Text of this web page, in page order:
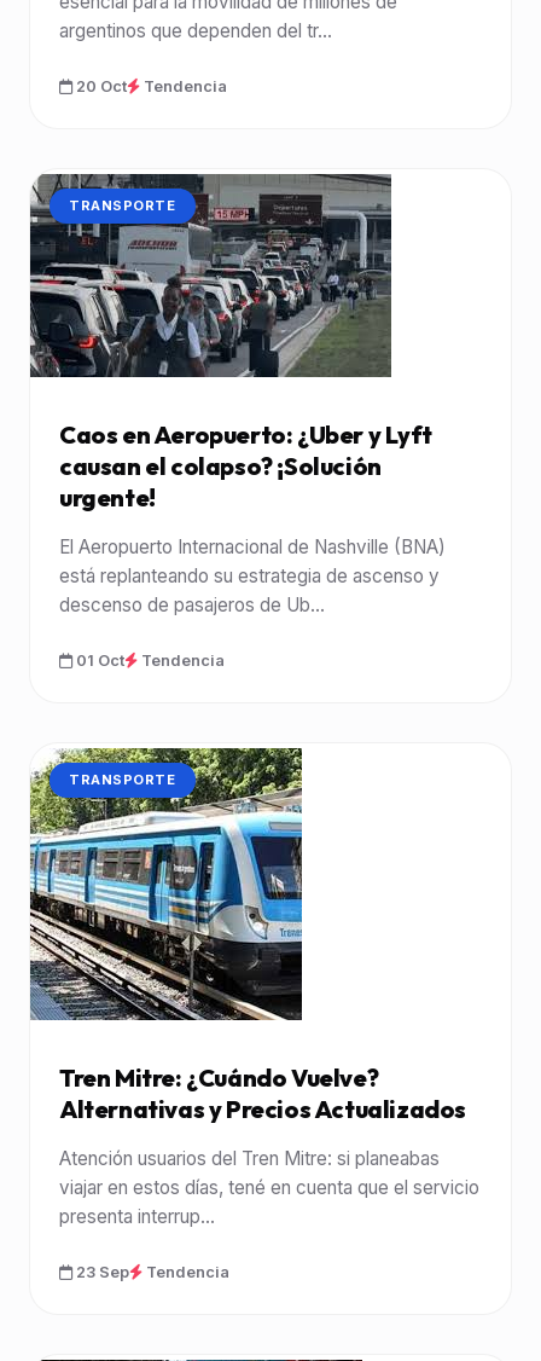
argentinos que dependen del tr...
20 Oct Tendencia
CATEGORÍA:
TRANSPORTE
Caos en Aeropuerto: ¿Uber y Lyft
causan el colapso? ¡Solución
urgente!
El Aeropuerto Internacional de Nashville (BNA)
está replanteando su estrategia de ascenso y
descenso de pasajeros de Ub...
01 Oct Tendencia
CATEGORÍA:
TRANSPORTE
Tren Mitre: ¿Cuándo Vuelve?
Alternativas y Precios Actualizados
Atención usuarios del Tren Mitre: si planeabas
viajar en estos días, tené en cuenta que el servicio
presenta interrup...
23 Sep Tendencia